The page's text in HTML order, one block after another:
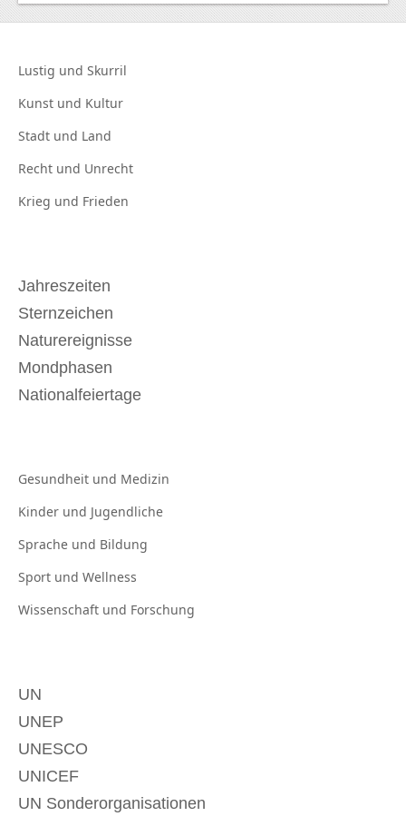
Lustig und Skurril
Kunst und Kultur
Stadt und Land
Recht und Unrecht
Krieg und Frieden
Jahreszeiten
Sternzeichen
Naturereignisse
Mondphasen
Nationalfeiertage
Gesundheit und Medizin
Kinder und Jugendliche
Sprache und Bildung
Sport und Wellness
Wissenschaft und Forschung
UN
UNEP
UNESCO
UNICEF
UN Sonderorganisationen